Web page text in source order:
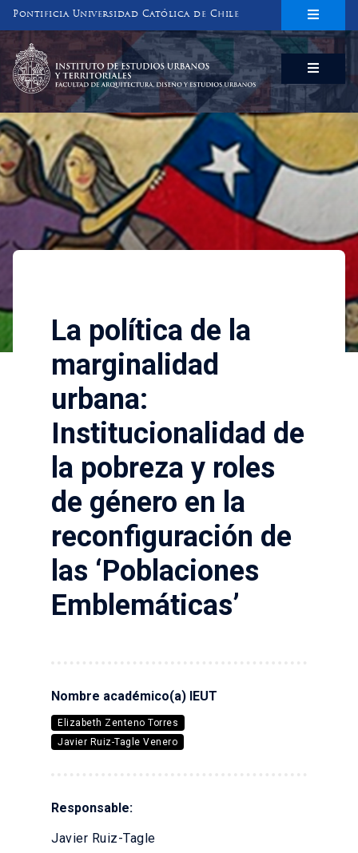
Pontificia Universidad Católica de Chile
INSTITUTO DE ESTUDIOS URBANOS
Y TERRITORIALES
FACULTAD DE ARQUITECTURA, DISEÑO Y ESTUDIOS URBANOS
La política de la
La política de la
marginalidad
urbana:
Institucionalidad de
la pobreza y roles
de género en la
reconfiguración de
las ‘Poblaciones
Emblemáticas’
Nombre académico(a) IEUT
Elizabeth Zenteno Torres
Javier Ruiz-Tagle Venero
Responsable:
Javier Ruiz-Tagle